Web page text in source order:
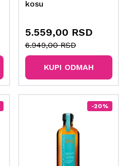
kosu
5.559,00 RSD
6.949,00 RSD
KUPI ODMAH
-20%